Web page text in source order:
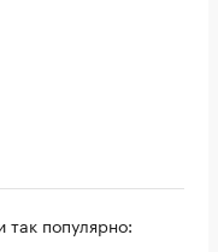
популярно: